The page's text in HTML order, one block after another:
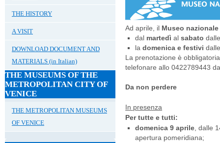
THE HISTORY
A VISIT
DOWNLOAD DOCUMENT AND
MATERIALS (in Italian)
THE MUSEUMS OF THE
METROPOLITAN CITY OF
VENICE
THE METROPOLITAN MUSEUMS
OF VENICE
Ad aprile, il Museo
dal martedì alsabato
la domenica e festivi
La prenotazione è
telefonare allo 0422789443
Da non perdere
In presenza
Per tutte e tutti:
domenica 9 aprile , dalle
apertura pomeridiana;